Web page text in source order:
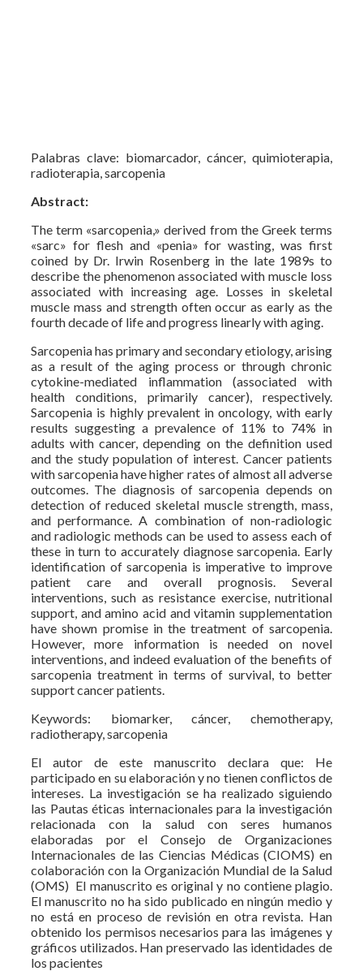
Palabras clave: biomarcador, cáncer, quimioterapia,
radioterapia, sarcopenia
Abstract:
The term «sarcopenia,» derived from the Greek terms
«sarc» for flesh and «penia» for wasting, was first
coined by Dr. Irwin Rosenberg in the late 1989s to
describe the phenomenon associated with muscle loss
associated with increasing age. Losses in skeletal
muscle mass and strength often occur as early as the
fourth decade of life and progress linearly with aging.
Sarcopenia has primary and secondary etiology, arising
as a result of the aging process or through chronic
cytokine-mediated inflammation (associated with
health conditions, primarily cancer), respectively.
Sarcopenia is highly prevalent in oncology, with early
results suggesting a prevalence of 11% to 74% in
adults with cancer, depending on the definition used
and the study population of interest. Cancer patients
with sarcopenia have higher rates of almost all adverse
outcomes. The diagnosis of sarcopenia depends on
detection of reduced skeletal muscle strength, mass,
and performance. A combination of non-radiologic
and radiologic methods can be used to assess each of
these in turn to accurately diagnose sarcopenia. Early
identification of sarcopenia is imperative to improve
patient care and overall prognosis. Several
interventions, such as resistance exercise, nutritional
support, and amino acid and vitamin supplementation
have shown promise in the treatment of sarcopenia.
However, more information is needed on novel
interventions, and indeed evaluation of the benefits of
sarcopenia treatment in terms of survival, to better
support cancer patients.
Keywords: biomarker, cáncer, chemotherapy,
radiotherapy, sarcopenia
El autor de este manuscrito declara que: He
participado en su elaboración y no tienen conflictos de
intereses. La investigación se ha realizado siguiendo
las Pautas éticas internacionales para la investigación
relacionada con la salud con seres humanos
elaboradas por el Consejo de Organizaciones
Internacionales de las Ciencias Médicas (CIOMS) en
colaboración con la Organización Mundial de la Salud
(OMS) El manuscrito es original y no contiene plagio.
El manuscrito no ha sido publicado en ningún medio y
no está en proceso de revisión en otra revista. Han
obtenido los permisos necesarios para las imágenes y
gráficos utilizados. Han preservado las identidades de
los pacientes